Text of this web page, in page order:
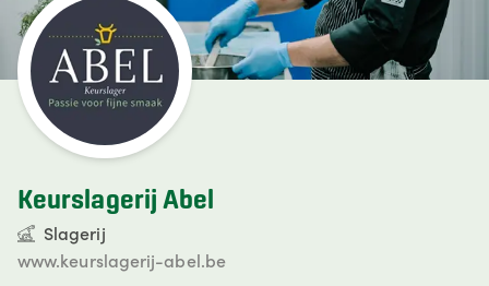
Keurslagerij Abel
Slagerij
www.keurslagerij-abel.be